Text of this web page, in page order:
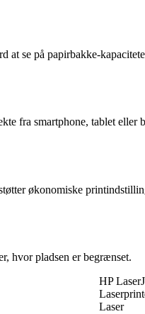
se på papirbakke-
fra smartphone, tablet eller
økonomiske
hvor pladsen er begrænset.
HP
Laser